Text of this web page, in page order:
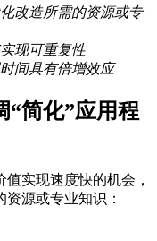
改造所需的资源或专
现可重复性
间具有倍增效应
“简化”应用程
实现速度快的机会，
源或专业知识：